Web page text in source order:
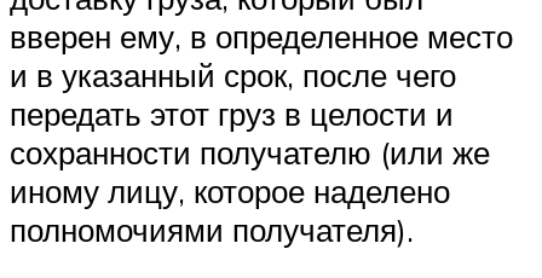
вверен ему, в определенное место
и в указанный срок, после чего
передать этот груз в целости и
сохранности получателю (или же
иному лицу, которое наделено
полномочиями получателя).